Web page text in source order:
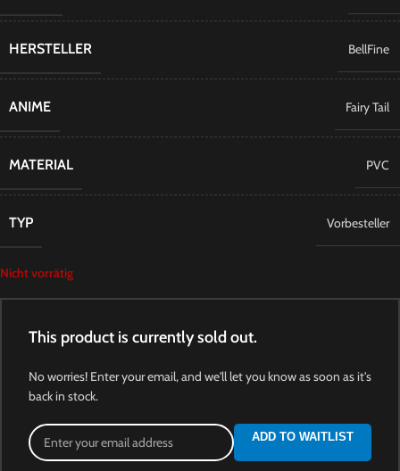
HERSTELLER BellFine
ANIME Fairy Tail
MATERIAL PVC
TYP Vorbesteller
Nicht vorrätig
This product is currently sold out.
No worries! Enter your email, and we'll let you know as soon as it's
back in stock.
ADD TO WAITLIST